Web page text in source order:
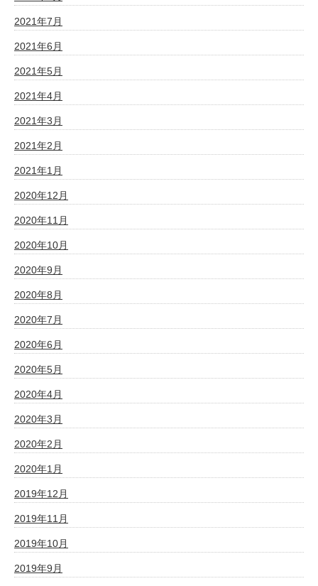
2021年7月
2021年6月
2021年5月
2021年4月
2021年3月
2021年2月
2021年1月
2020年12月
2020年11月
2020年10月
2020年9月
2020年8月
2020年7月
2020年6月
2020年5月
2020年4月
2020年3月
2020年2月
2020年1月
2019年12月
2019年11月
2019年10月
2019年9月